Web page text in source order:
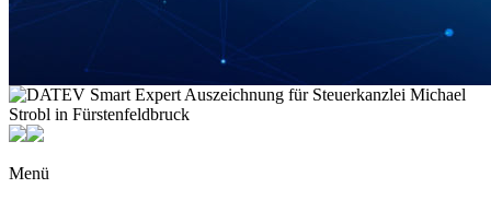
Menü